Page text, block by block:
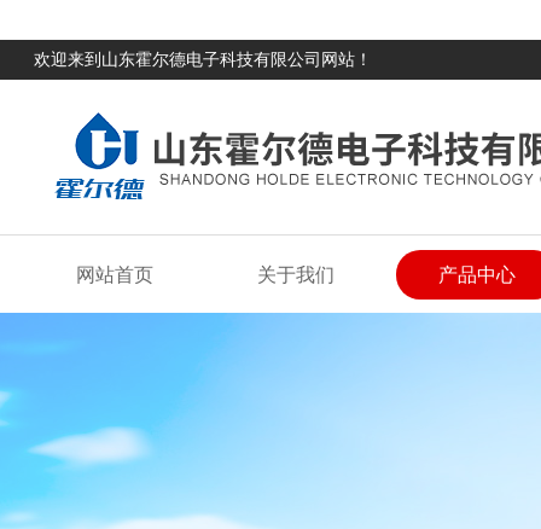
欢迎来到山东霍尔德电子科技有限公司网站！
网站首页 关于我们 产品中心